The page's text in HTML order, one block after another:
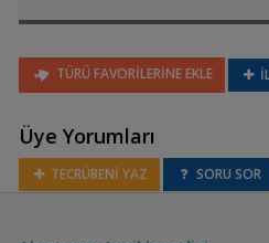
TÜRÜ FAVORİLERİNE EKLE
Üye Yorumları
TECRÜBENİ YAZ SORU SOR